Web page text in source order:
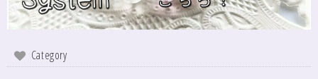
Category